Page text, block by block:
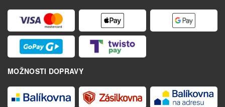
MOŽNOSTI DOPRAVY